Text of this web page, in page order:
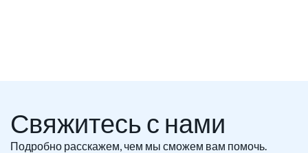
Свяжитесь с нами
Подробно расскажем, чем мы сможем вам помочь.